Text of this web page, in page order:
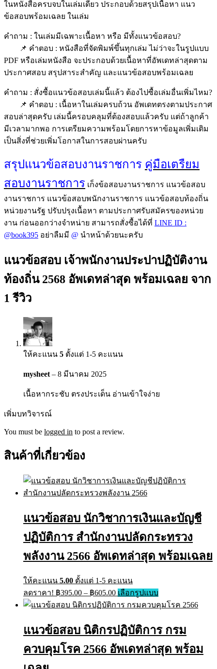
ในหนังสือครบจบในเล่มเดียว ประกอบด้วยสรุปเนื้อหา แนว
ข้อสอบพร้อมเฉลย ในเล่ม
คำถาม : ในเล่มมีเฉพาะเนื้อหา หรือ มีทั้งแนวข้อสอบ?
📌 คำตอบ : หนังสือที่จัดพิมพ์ขึ้นทุกเล่ม ไม่ว่าจะในรูปแบบ
PDF หรือเล่มหนังสือ จะประกอบด้วยเนื้อหาที่อัพเดทล่าสุดตาม
ประกาศสอบ สรุปสาระสำคัญ และแนวข้อสอบพร้อมเฉลย
คำถาม : สั่งซื้อแนวข้อสอบเล่มนี้แล้ว ต้องไปซื้อเล่มอื่นเพิ่มไหม?
📌 คำตอบ : เนื้อหาในเล่มครบถ้วน อัพเดทตรงตามประกาศ
สอบล่าสุดครับ เล่มนี้ครอบคลุมที่ต้องสอบแล้วครับ แต่ถ้าลูกค้า
มีเวลามากพอ การเตรียมความพร้อมโดยการหาข้อมูลเพิ่มเติม
เป็นสิ่งที่ช่วยเพิ่มโอกาสในการสอบผ่านครับ
สรุปแนวข้อสอบงานราชการ คู่มือเตรืยม
สอบงานราชการ เก็งข้อสอบงานราชการ แนวข้อสอบ
งานราชการ แนวข้อสอบพนักงานราชการ แนวข้อสอบท้องถิ่น
หน่วยงานรัฐ ปรับปรุงเนื้อหา ตามประกาศรับสมัครของหน่วย
งาน ก่อนออกว่างจำหน่าย สามารถสั่งซื้อได้ที่ LINE ID :
@book395 อย่าลืมมี @ นำหน้าด้วยนะครับ
แนวข้อสอบ เจ้าพนักงานประปาปฏิบัติงาน
ท้องถิ่น 2568 อัพเดทล่าสุด พร้อมเฉลย จาก
1 รีวิว
ให้คะแนน 5 ตั้งแต่ 1-5 คะแนน
mysheet – 8 มีนาคม 2025
เนื้อหากระชับ ตรงประเด็น อ่านเข้าใจง่าย
เพิ่มบทวิจารณ์
You must be logged in to post a review.
สินค้าที่เกี่ยวข้อง
แนวข้อสอบ นักวิชาการเงินและบัญชี
ปฏิบัติการ สำนักงานปลัดกระทรวง
พลังงาน 2566 อัพเดทล่าสุด พร้อมเฉลย
ให้คะแนน 5.00 ตั้งแต่ 1-5 คะแนน
ลดราคา! ฿395.00 – ฿605.00 เลือกรูปแบบ
แนวข้อสอบ นิติกรปฏิบัติการ กรม
ควบคุมโรค 2566 อัพเดทล่าสุด พร้อม